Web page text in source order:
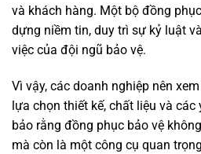
và khách hàng. Một bộ đồng
dựng niềm tin, duy trì sự kỷ luật
việc của đội ngũ bảo vệ.
Vì vậy, các doanh nghiệp nên
lựa chọn thiết kế, chất liệu và
bảo rằng đồng phục bảo vệ
mà còn là một công cụ quan